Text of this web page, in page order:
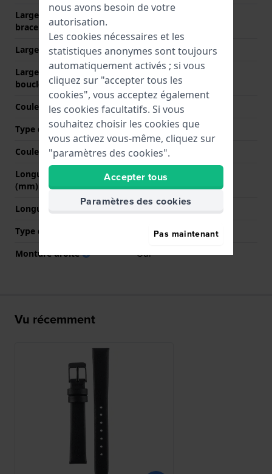
Largeur de la patte (du
bracelet)
14 mm
Largeur entre Corne
14 mm
Largeur de bande à la
boucle
12 mm
Couleur du bracelet
Noir
Type de fermoir
Boucle
Couleur de fermoir
Argent
Longueur bande à 12h
(mm)
70 mm
Longueur bande à 6h (mm)
115 mm
Type de montage
Épingles à ressort
Monture droite
Oui
Vu récemment
nous avons besoin de votre
autorisation.
Les cookies nécessaires et les
statistiques anonymes sont toujours
automatiquement activés ; si vous
cliquez sur "accepter tous les
cookies", vous acceptez également
les cookies facultatifs. Si vous
souhaitez choisir les cookies que
vous activez vous-même, cliquez sur
"paramètres des cookies".
Accepter tous
Paramètres des cookies
Pas maintenant